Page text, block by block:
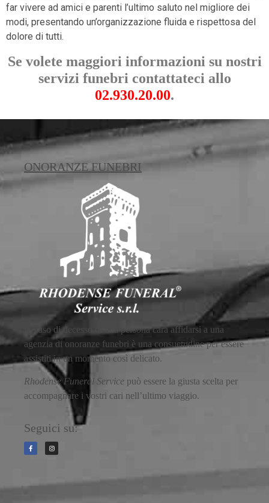
far vivere ad amici e parenti l’ultimo saluto nel migliore dei
modi, presentando un’organizzazione fluida e rispettosa del
dolore di tutti.
Se volete maggiori informazioni su nostri
servizi funebri contattateci allo
02.930.20.00.
ONORANZE FUNEBRI
In caso di decesso di una persona cara affidarsi a una
agenzia di onoranze funebri è una consuetudine per essere
assistiti in un momento così delicato.
Rhodense Funeral Service può essere la giusta scelta per
accompagnare i vostri cari nell’ultimo viaggio.
Seguici su: